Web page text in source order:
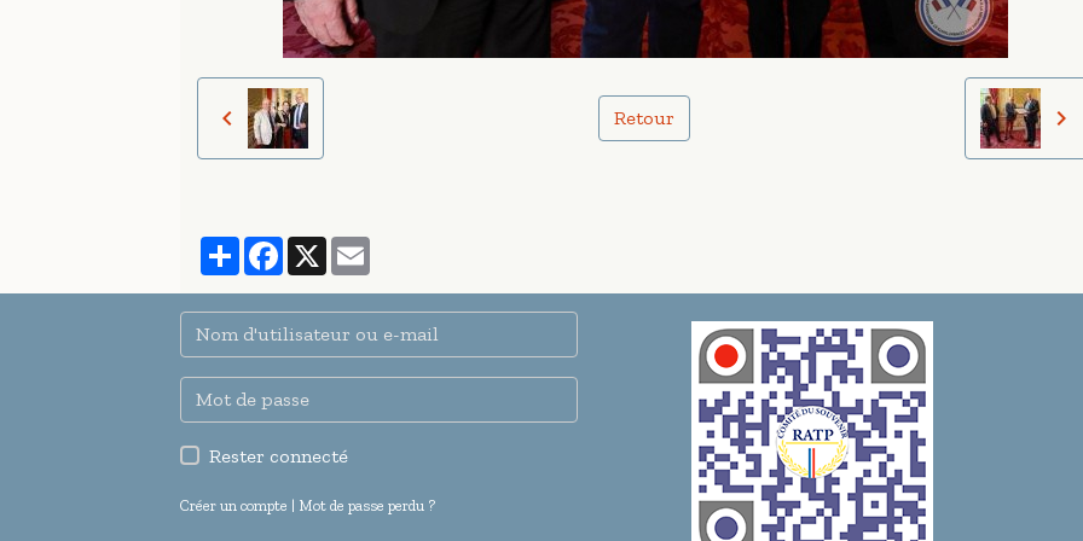
Retour
PartagerFacebook
X
Rester connecté
Créer un compte | Mot de passe perdu ?